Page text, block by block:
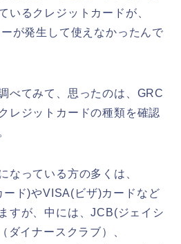
いるクレジットカードが、
が発生して使えなかったんで
べてみて、思ったのは、GRC
レジットカードの種類を確認
なっている方の多くは、
ド)やVISA(ビザ)カードなど
すが、中には、JCB(ジェイシ
イナースクラブ）、